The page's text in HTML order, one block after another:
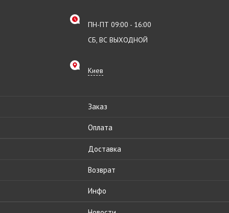
ПН-ПТ 09:00 - 16:00
СБ, ВС ВЫХОДНОЙ
Киев
Заказ
Оплата
Доставка
Возврат
Инфо